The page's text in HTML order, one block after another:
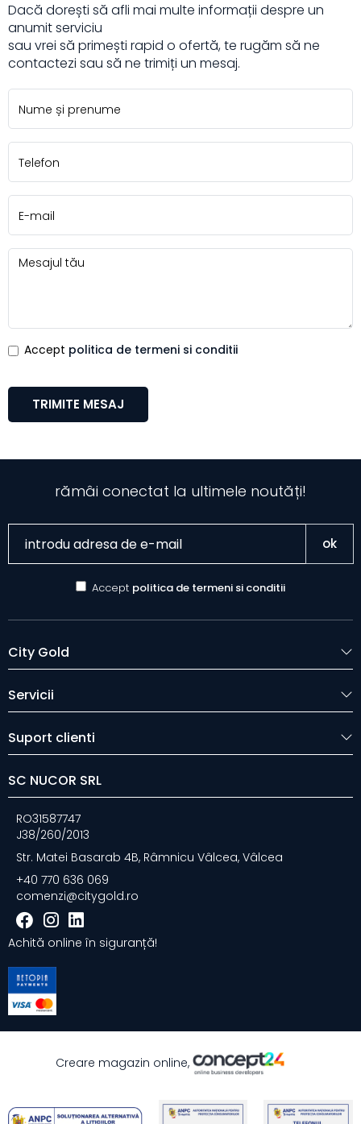
Dacă dorești să afli mai multe informații despre un
anumit serviciu
sau vrei să primești rapid o ofertă, te rugăm să ne
contactezi sau să ne trimiți un mesaj.
Accept politica de termeni si conditii
TRIMITE MESAJ
rămâi conectat la ultimele noutăți!
ok
Accept politica de termeni si conditii
City Gold
Servicii
Suport clienti
SC NUCOR SRL
RO31587747
J38/260/2013
Str. Matei Basarab 4B, Râmnicu Vâlcea, Vâlcea
+40 770 636 069
comenzi@citygold.ro
Achită online în siguranță!
Creare magazin online,